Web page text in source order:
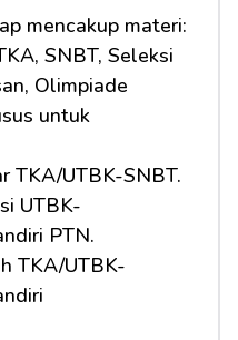
mencakup materi:
SNBT, Seleksi
Olimpiade
untuk
TKA/UTBK-SNBT.
UTBK-
PTN.
TKA/UTBK-